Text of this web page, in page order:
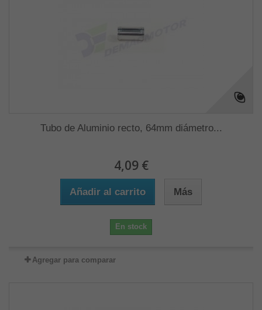
Tubo de Aluminio recto, 64mm diámetro...
4,09 €
Añadir al carrito Más
En stock
Agregar para comparar